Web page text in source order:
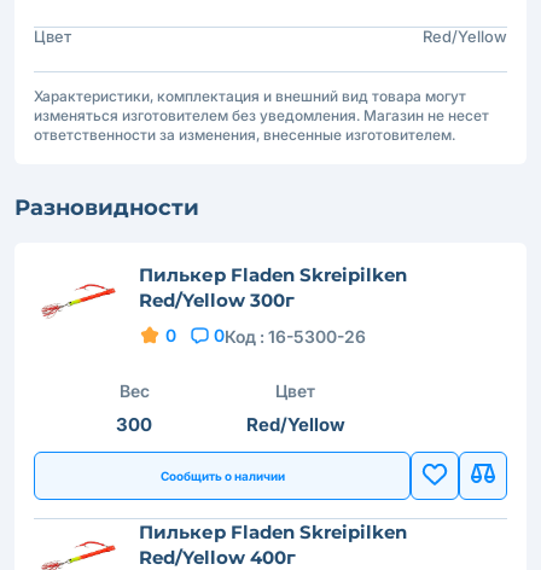
Цвет Red/Yellow
Характеристики, комплектация и внешний вид товара могут
изменяться изготовителем без уведомления. Магазин не несет
ответственности за изменения, внесенные изготовителем.
Разновидности
Пилькер Fladen Skreipilken
Red/Yellow 300г
0 0Код : 16-5300-26
Вес
300
Цвет
Red/Yellow
Сообщить о наличии
Пилькер Fladen Skreipilken
Red/Yellow 400г